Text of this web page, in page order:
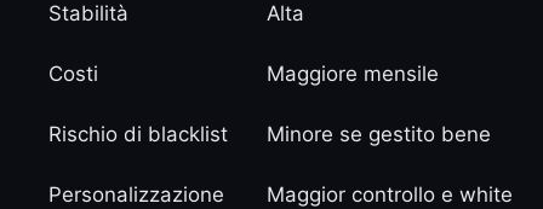
Stabilità Alta
Costi Maggiore mensile
Rischio di blacklist Minore se gestito bene
Personalizzazione Maggior controllo e